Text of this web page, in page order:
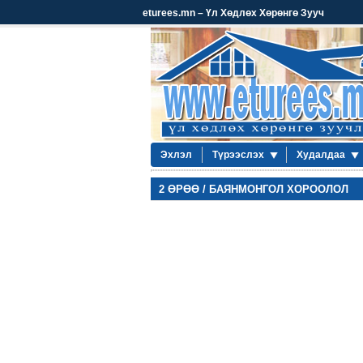
eturees.mn – Үл Хөдлөх Хөрөнгө Зууч
Эхлэл Түрээслэх Худалдаа
2 ӨРӨӨ / БАЯНМОНГОЛ ХОРООЛОЛ